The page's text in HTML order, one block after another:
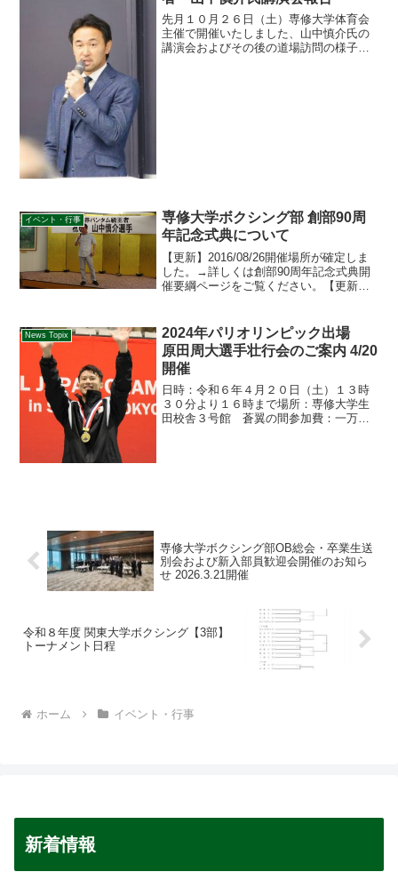
先月１０月２６日（土）専修大学体育会
主催で開催いたしました、山中慎介氏の
講演会およびその後の道場訪問の様子で
イベント・行事
専修大学ボクシング部 創部90周
年記念式典について
【更新】2016/08/26開催場所が確定しま
した。→詳しくは創部90周年記念式典開
催要綱ページをご覧ください。【更新】
日時決定、開催要項に追記しま...
News Topix
2024年パリオリンピック出場
原田周大選手壮行会のご案内 4/20
開催
日時：令和６年４月２０日（土）１３時
３０分より１６時まで場所：専修大学生
田校舎３号館 蒼翼の間参加費：一万円
専修大学ボクシング部OB総会・卒業生送
別会および新入部員歓迎会開催のお知ら
せ 2026.3.21開催
令和８年度 関東大学ボクシング【3部】
トーナメント日程
ホーム イベント・行事
新着情報